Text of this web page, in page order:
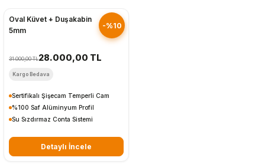
-%10
Oval Küvet + Duşakabin
5mm
31.000,00 TL28.000,00 TL
Kargo Bedava
Sertifikalı Şişecam Temperli Cam
%100 Saf Alüminyum Profil
Su Sızdırmaz Conta Sistemi
Detaylı İncele